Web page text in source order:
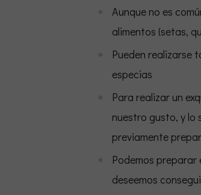
Aunque no es
alimentos (setas,
Pueden realizarse
especias
Para realizar un
nuestro gusto, y lo
previamente
Podemos preparar
deseemos